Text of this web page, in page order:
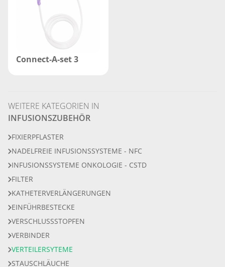
Connect-A-set 3
WEITERE KATEGORIEN IN
INFUSIONSZUBEHÖR
FIXIERPFLASTER
NADELFREIE INFUSIONSSYSTEME - NFC
INFUSIONSSYSTEME ONKOLOGIE - CSTD
FILTER
KATHETERVERLÄNGERUNGEN
EINFÜHRBESTECKE
VERSCHLUSSSTOPFEN
VERBINDER
VERTEILERSYTEME
STAUSCHLÄUCHE